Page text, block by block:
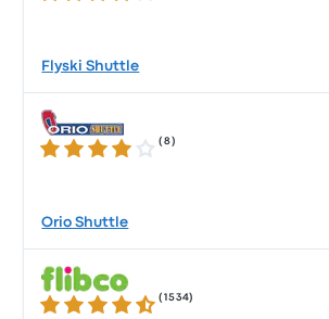
Flyski Shuttle
3.8 sur 5 étoiles(8 )
Orio Shuttle
4.4 sur 5 étoiles(1534)